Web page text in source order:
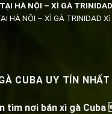
HÀ NỘI – XÌ GÀ TRINIDAD
HÀ NỘI – XÌ GÀ TRINIDAD
CUBA UY TÍN
tìm nơi bán xì gà Cuba